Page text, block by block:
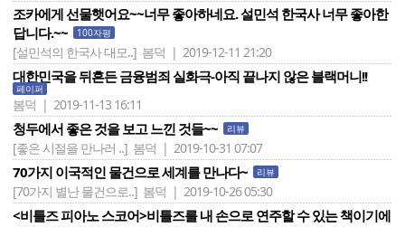
조카에게 선물햇어요~~너무 좋아하네요. 설민석 한국사 너무 좋아한
답니다.~~
100자평
[설민석의 한국사 대모..] 봄덕 | 2019-12-11 21:20
대한민국을 뒤흔든 금융범죄 실화극-아직 끝나지 않은 블랙머니!!
페이퍼
봄덕 | 2019-11-13 16:11
청두에서 좋은 것을 보고 느낀 것들~~ 리뷰
[좋은 시절을 만나러 ..] 봄덕 | 2019-10-31 07:07
70가지 이국적인 물건으로 세계를 만나다~ 리뷰
[70가지 별난 물건으로..] 봄덕 | 2019-10-26 05:30
<비틀즈 피아노 스코어>비틀즈를 내 손으로 연주할 수 있는 책이기에